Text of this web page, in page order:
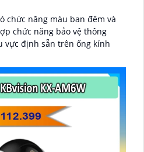
chức năng màu ban đêm và
vực định sẵn trên ống kính